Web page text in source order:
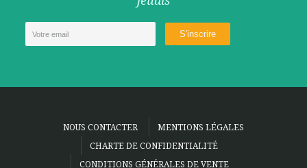
NOUS CONTACTER
MENTIONS LÉGALES
CHARTE DE CONFIDENTIALITÉ
CONDITIONS GÉNÉRALES DE VENTE